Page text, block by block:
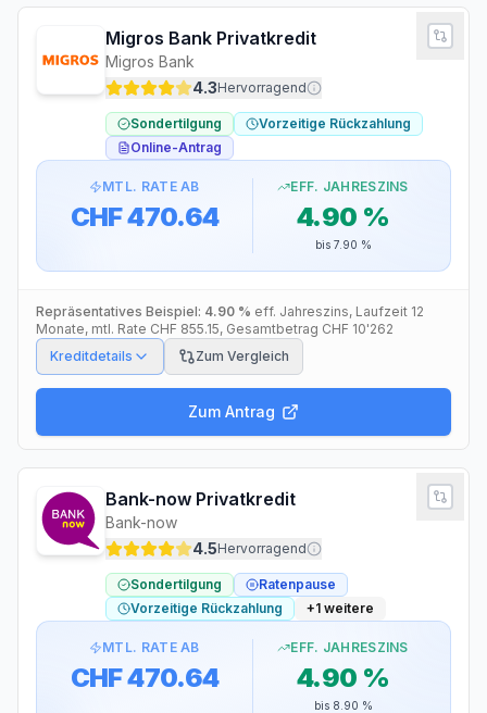
Migros Bank Privatkredit
Migros Bank
4.3Hervorragend
Sondertilgung
Vorzeitige Rückzahlung
Online-Antrag
MTL. RATE AB
CHF 470.64
EFF. JAHRESZINS
4.90 %
bis 7.90 %
Repräsentatives Beispiel: 4.90 % eff. Jahreszins, Laufzeit 12
Monate, mtl. Rate CHF 855.15, Gesamtbetrag CHF 10'262
Kreditdetails
Zum Vergleich
Zum Antrag
Bank-now Privatkredit
Bank-now
4.5Hervorragend
Sondertilgung
Ratenpause
Vorzeitige Rückzahlung
+1 weitere
MTL. RATE AB
CHF 470.64
EFF. JAHRESZINS
4.90 %
bis 8.90 %